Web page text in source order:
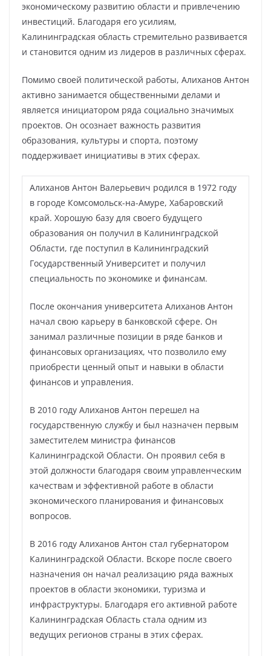
экономическому развитию области и привлечению
инвестиций. Благодаря его усилиям,
Калининградская область стремительно развивается
и становится одним из лидеров в различных сферах.
Помимо своей политической работы, Алиханов Антон
активно занимается общественными делами и
является инициатором ряда социально значимых
проектов. Он осознает важность развития
образования, культуры и спорта, поэтому
поддерживает инициативы в этих сферах.
Алиханов Антон Валерьевич родился в 1972 году
в городе Комсомольск-на-Амуре, Хабаровский
край. Хорошую базу для своего будущего
образования он получил в Калининградской
Области, где поступил в Калининградский
Государственный Университет и получил
специальность по экономике и финансам.
После окончания университета Алиханов Антон
начал свою карьеру в банковской сфере. Он
занимал различные позиции в ряде банков и
финансовых организациях, что позволило ему
приобрести ценный опыт и навыки в области
финансов и управления.
В 2010 году Алиханов Антон перешел на
государственную службу и был назначен первым
заместителем министра финансов
Калининградской Области. Он проявил себя в
этой должности благодаря своим управленческим
качествам и эффективной работе в области
экономического планирования и финансовых
вопросов.
В 2016 году Алиханов Антон стал губернатором
Калининградской Области. Вскоре после своего
назначения он начал реализацию ряда важных
проектов в области экономики, туризма и
инфраструктуры. Благодаря его активной работе
Калининградская Область стала одним из
ведущих регионов страны в этих сферах.